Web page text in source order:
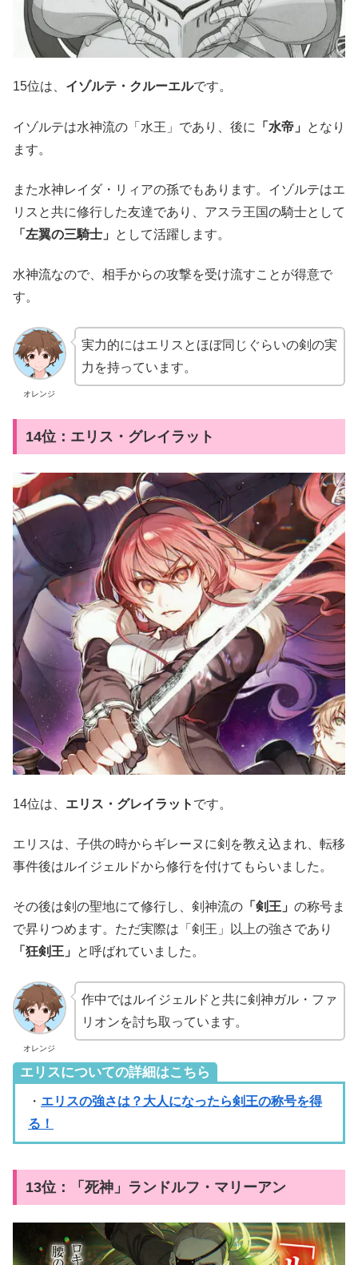
15位は、 イゾルテ・クルーエルです。
イゾルテは水神流の「水王」であり、後に 「水帝」
となり
ます。
また水神レイダ・リィアの孫でもあります。イゾルテはエ
リスと共に修行した友達であり、アスラ王国の騎士として
「左翼の三騎士」
として活躍します。
水神流なので、相手からの攻撃を受け流すことが得意で
す。
オレンジ
実力的にはエリスとほぼ同じぐらいの剣の実
力を持っています。
14位：エリス・グレイラット
14位は、 エリス・グレイラット です。
エリスは、子供の時からギレーヌに剣を教え込まれ、転移
事件後はルイジェルドから修行を付けてもらいました。
その後は剣の聖地にて修行し、剣神流の 「剣王」 の称号ま
で昇りつめます。ただ実際は「剣王」以上の強さであり
「狂剣王」
と呼ばれていました。
オレンジ
作中ではルイジェルドと共に剣神ガル・ファ
リオンを討ち取っています。
エリスについての詳細はこちら
・ エリスの強さは？大人になったら剣王の称号を得
る！
13位：「死神」ランドルフ・マリーアン